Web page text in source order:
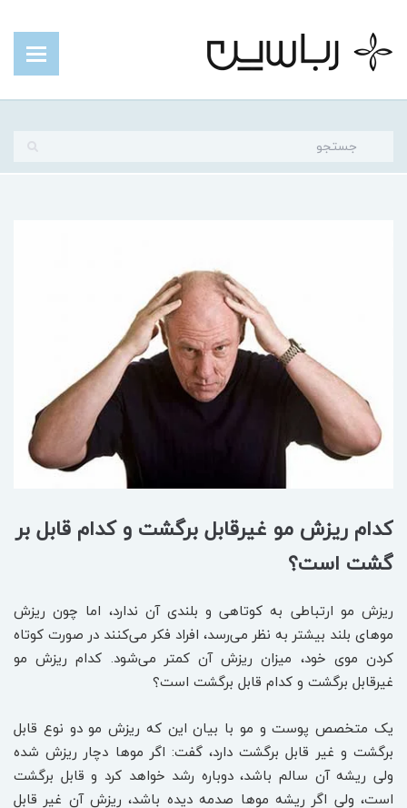
کدام ریزش مو غیرقابل برگشت و کدام قابل بر
گشت است؟
ریزش مو ارتباطی به کوتاهی و بلندی آن ندارد، اما چون ریزش
موهای بلند بیشتر به نظر می‌رسد، افراد فکر می‌کنند در صورت کوتاه
کردن موی خود، میزان ریزش آن کمتر می‌شود. کدام ریزش مو
غیرقابل برگشت و کدام قابل برگشت است؟
یک متخصص پوست و مو با بیان این که ریزش مو دو نوع قابل
برگشت و غیر قابل برگشت دارد، گفت: اگر موها دچار ریزش شده
ولی ریشه آن سالم باشد، دوباره رشد خواهد کرد و قابل برگشت
است، ولی اگر ریشه موها صدمه دیده باشد، ریزش آن غیر قابل